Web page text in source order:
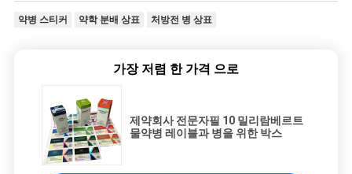
약병 스티커 약학 분배 상표 처방전 병 상표
가장 저렴 한 가격 으로
제약회사 전문자필 10 밀리람베르트
물약병 레이블과 병을 위한 박스